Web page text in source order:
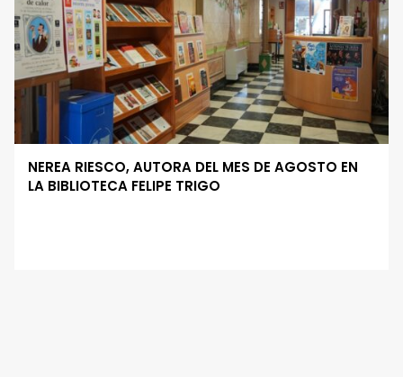
NEREA RIESCO, AUTORA DEL MES DE AGOSTO EN
LA BIBLIOTECA FELIPE TRIGO